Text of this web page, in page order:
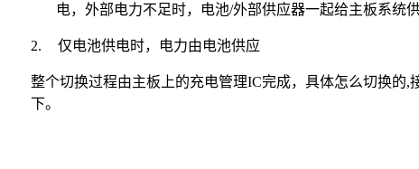
电，外部电力不足时，电池/外部供应器一起给主板系统供
2. 仅电池供电时，电力由电池供应
整个切换过程由主板上的充电管理IC完成，具体怎么切换的,
下。